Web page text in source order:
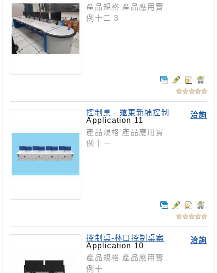
產品規格 產品應用實
例十二 3
洽詢
控制桌 - 遠東新埔控制
桌案
Application 11
產品規格 產品應用實
例十一
洽詢
控制桌-林口控制桌案
Application 10
產品規格 產品應用實
例十